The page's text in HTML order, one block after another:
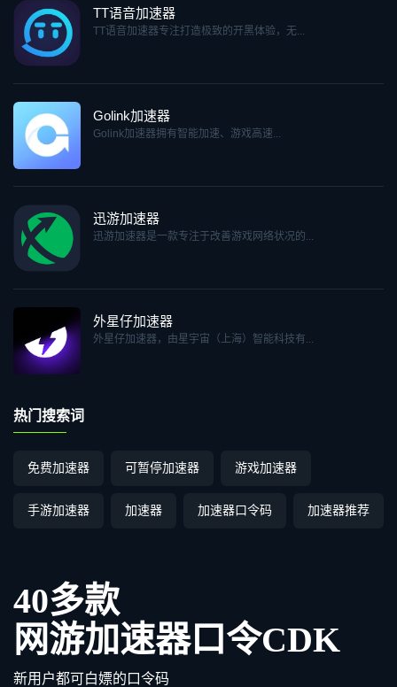
TT语音加速器
TT语音加速器专注打造极致的开黑体验，无...
Golink加速器
Golink加速器拥有智能加速、游戏高速...
迅游加速器
迅游加速器是一款专注于改善游戏网络状况的...
外星仔加速器
外星仔加速器，由星宇宙（上海）智能科技有...
热门搜索词
免费加速器 可暂停加速器 游戏加速器
手游加速器 加速器 加速器口令码 加速器推荐
40多款
网游加速器口令CDK
新用户都可白嫖的口令码